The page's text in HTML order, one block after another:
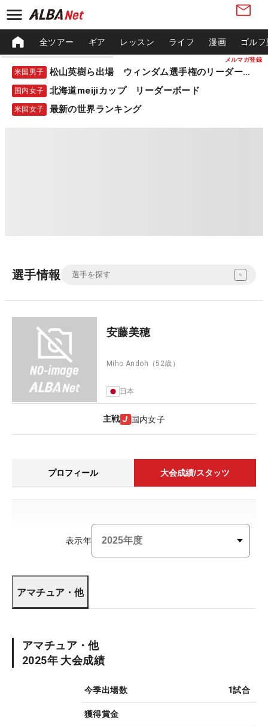
メルマガ登録
全ツアー ギア レッスン ライフ 漫画 ゴル
米国男子 松山英樹ら出場 ウィンダム選手権のリーダーボード
国内女子 北海道meijiカップ リーダーボード
米国女子 最新の世界ランキング
選手情報
安藤美穂
Miho Andoh （52歳）
日本
主戦 国内女子
プロフィール 大会成績/スタッツ
表示年
アマチュア・他
アマチュア・他
2025年 大会成績
今季出場数 1試合
獲得賞金